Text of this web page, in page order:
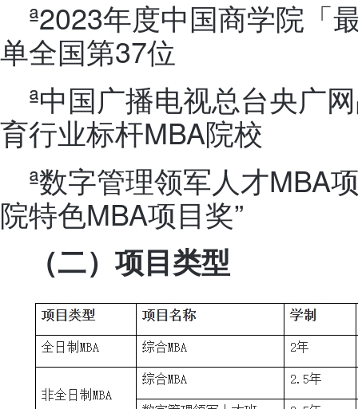
ª2023年度中国商学院「
单全国第37位
ª中国广播电视总台央广
育行业标杆MBA院校
ª数字管理领军人才MBA
院特色MBA项目奖”
（二）项目类型